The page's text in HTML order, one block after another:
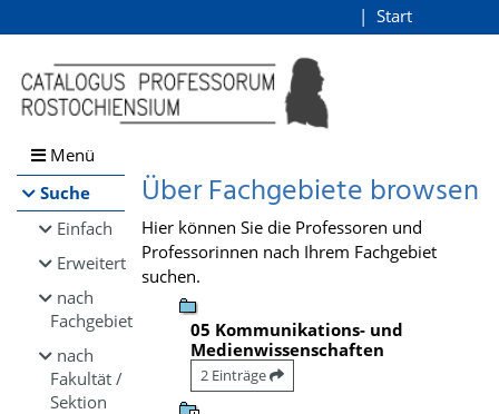
Browsen
direkt zum Inhalt
Start
Menü
Suche
Einfach
Erweitert
nach
Fachgebiet
nach
Fakultät /
Sektion
Über Fachgebiete browsen
Hier können Sie die Professoren und
Professorinnen nach Ihrem Fachgebiet
suchen.
05 Kommunikations- und
Medienwissenschaften
2 Einträge